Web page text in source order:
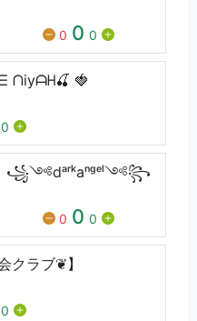
0 0 0
ᑎiyᗩᕼ🍒 🍓
0
꧁༺dᵃʳᵏaⁿᵍᵉˡ༺꧂
0 0 0
クラブ❦】
0